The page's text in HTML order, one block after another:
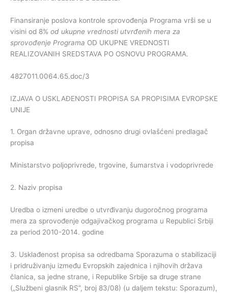
Finansiranje poslova kontrole sprovođenja Programa vrši se u
visini od 8% od ukupne vrednosti utvrđenih mera za
sprovođenje Programa OD UKUPNE VREDNOSTI
REALIZOVANIH SREDSTAVA PO OSNOVU PROGRAMA.
4827011.0064.65.doc/3
IZJAVA O USKLAĐENOSTI PROPISA SA PROPISIMA EVROPSKE
UNIJE
1. Organ državne uprave, odnosno drugi ovlašćeni predlagač
propisa
Ministarstvo poljoprivrede, trgovine, šumarstva i vodoprivrede
2. Naziv propisa
Uredba o izmeni uredbe o utvrđivanju dugoročnog programa
mera za sprovođenje odgajivačkog programa u Republici Srbiji
za period 2010-2014. godine
3. Usklađenost propisa sa odredbama Sporazuma o stabilizaciji
i pridruživanju između Evropskih zajednica i njihovih država
članica, sa jedne strane, i Republike Srbije sa druge strane
(„Službeni glasnik RS”, broj 83/08) (u daljem tekstu: Sporazum),